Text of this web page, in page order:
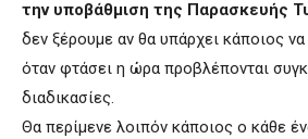
την υποβάθμιση της Παρασκευής
δεν ξέρουμε αν θα υπάρχει κάποιος να
όταν φτάσει η ώρα προβλέπονται
διαδικασίες.
Θα περίμενε λοιπόν κάποιος ο κάθε